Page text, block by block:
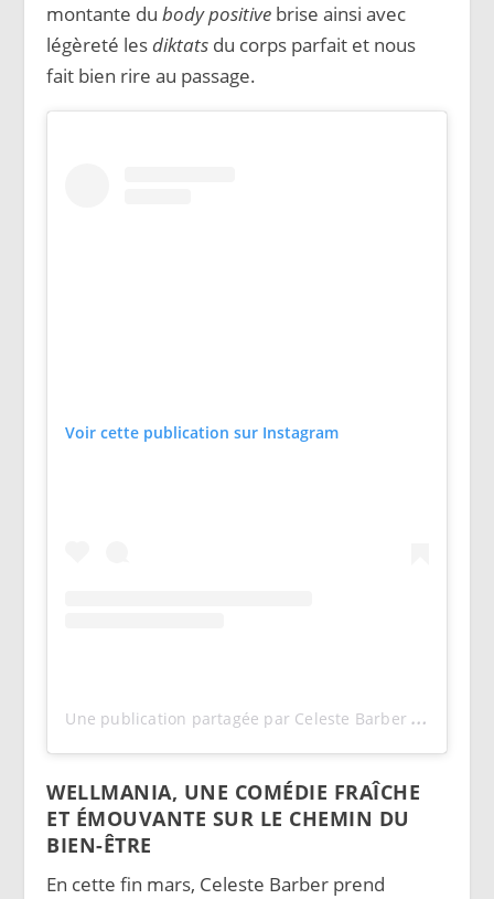
montante dubody positive brise ainsi avec
légèreté lesdiktats du corps parfait et nous
fait bien rire au passage.
Voir cette publication sur Instagram
U
ne publication partagée par Celeste Barber (@celestebarber)
WELLMANIA, UNE COMÉDIE FRAÎCHE
ET ÉMOUVANTE SUR LE CHEMIN DU
BIEN-ÊTRE
En cette fin mars, Celeste Barber prend